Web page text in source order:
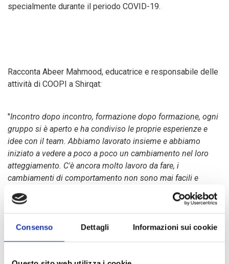
Consenso Dettagli Informazioni sui cookie
specialmente durante il periodo COVID-19.
Racconta Abeer Mahmood, educatrice e responsabile delle
attività di COOPI a Shirqat:
"Incontro dopo incontro, formazione dopo formazione, ogni
gruppo si è aperto e ha condiviso le proprie esperienze e
idee con il team. Abbiamo lavorato insieme e abbiamo
iniziato a vedere a poco a poco un cambiamento nel loro
atteggiamento. C'è ancora molto lavoro da fare, i
cambiamenti di comportamento non sono mai facili e
veloci. Ma questo, questo è un ottimo inizio. E bisogna
continuare
loro riunioni, le associazioni hanno proposto alcune azioni